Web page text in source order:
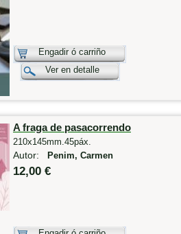
Engadir ó carriño
Ver en detalle
A fraga de pasacorrendo
210x145mm.45páx.
Autor: Penim, Carmen
12,00 €